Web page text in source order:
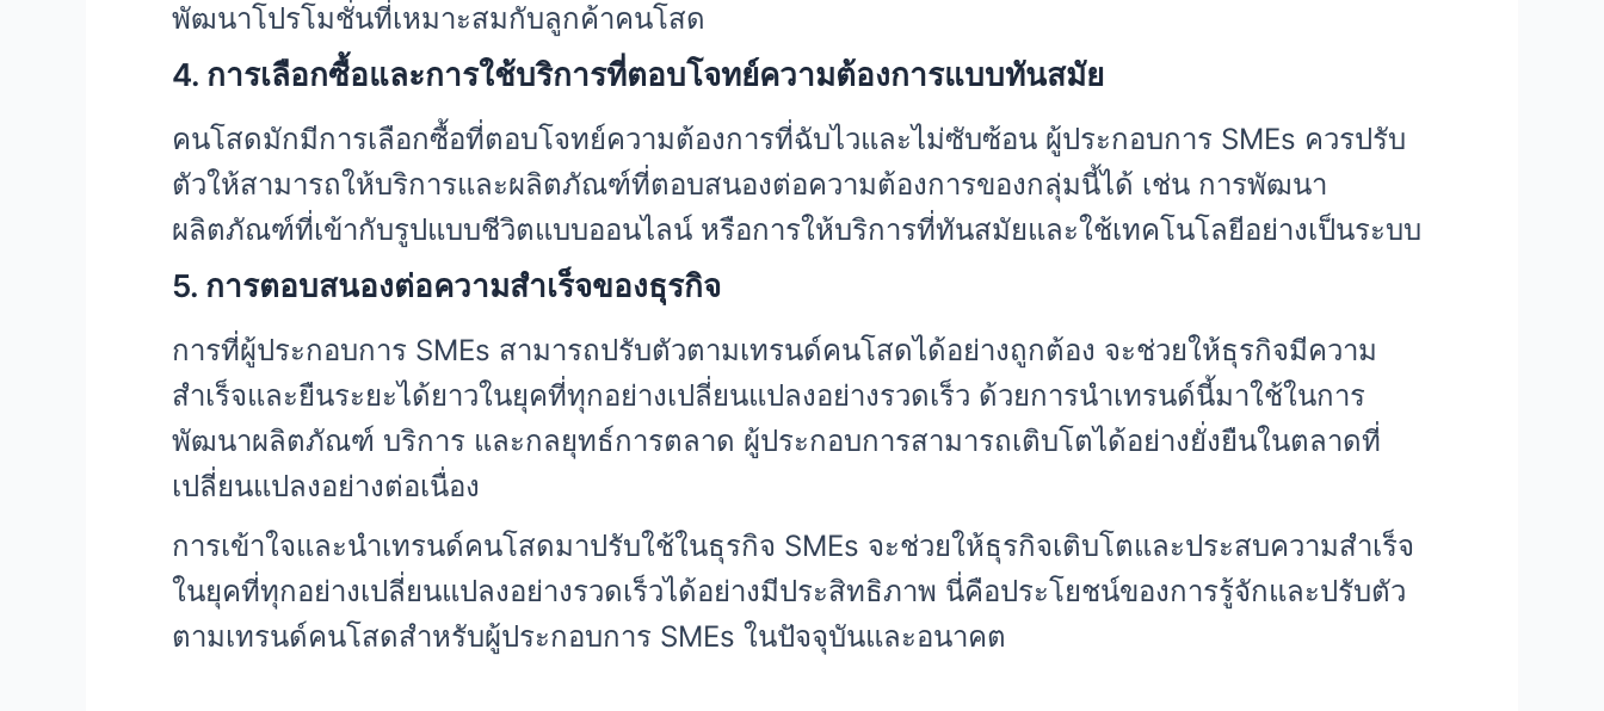
พัฒนาโปรโมชั่นที่เหมาะสมกับลูกค้าคนโสด
4. การเลือกซื้อและการใช้บริการที่ตอบโจทย์ความต้องการแบบทันสมัย
คนโสดมักมีการเลือกซื้อที่ตอบโจทย์ความต้องการที่ฉับไวและไม่ซับซ้อน ผู้ประกอบการ SMEs ควรปรับ
ตัวให้สามารถให้บริการและผลิตภัณฑ์ที่ตอบสนองต่อความต้องการของกลุ่มนี้ได้ เช่น การพัฒนา
ผลิตภัณฑ์ที่เข้ากับรูปแบบชีวิตแบบออนไลน์ หรือการให้บริการที่ทันสมัยและใช้เทคโนโลยีอย่างเป็นระบบ
5. การตอบสนองต่อความสำเร็จของธุรกิจ
การที่ผู้ประกอบการ SMEs สามารถปรับตัวตามเทรนด์คนโสดได้อย่างถูกต้อง จะช่วยให้ธุรกิจมีความ
สำเร็จและยืนระยะได้ยาวในยุคที่ทุกอย่างเปลี่ยนแปลงอย่างรวดเร็ว ด้วยการนำเทรนด์นี้มาใช้ในการ
พัฒนาผลิตภัณฑ์ บริการ และกลยุทธ์การตลาด ผู้ประกอบการสามารถเติบโตได้อย่างยั่งยืนในตลาดที่
เปลี่ยนแปลงอย่างต่อเนื่อง
การเข้าใจและนำเทรนด์คนโสดมาปรับใช้ในธุรกิจ SMEs จะช่วยให้ธุรกิจเติบโตและประสบความสำเร็จ
ในยุคที่ทุกอย่างเปลี่ยนแปลงอย่างรวดเร็วได้อย่างมีประสิทธิภาพ นี่คือประโยชน์ของการรู้จักและปรับตัว
ตามเทรนด์คนโสดสำหรับผู้ประกอบการ SMEs ในปัจจุบันและอนาคต